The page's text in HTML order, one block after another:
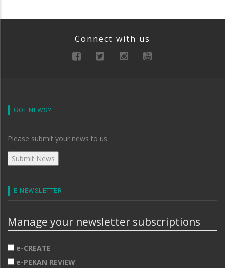
Connect with us
GOT NEWS?
Please submit your news to us.
E-NEWSLETTER
Manage your newsletter subscriptions
e-CREATE
e-PEKAN REVIEW